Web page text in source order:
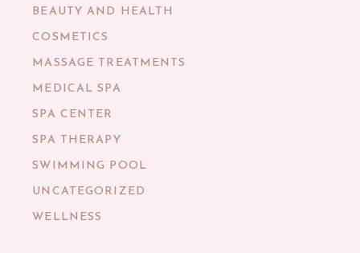
BEAUTY AND HEALTH
COSMETICS
MASSAGE TREATMENTS
MEDICAL SPA
SPA CENTER
SPA THERAPY
SWIMMING POOL
UNCATEGORIZED
WELLNESS